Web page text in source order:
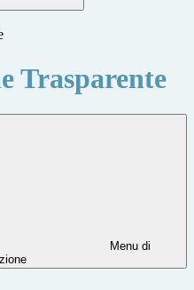
Trasparente
Menu di